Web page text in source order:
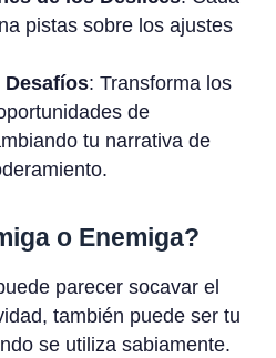
pistas sobre los ajustes
Desafíos: Transforma los
de
tu narrativa de
o Enemiga?
parecer socavar el
también puede ser tu
se utiliza sabiamente.